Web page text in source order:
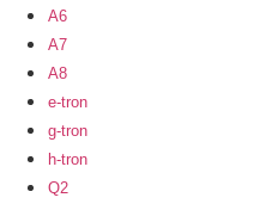
A6
A7
A8
e-tron
g-tron
h-tron
Q2